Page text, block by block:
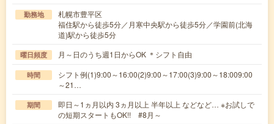
勤務地
札幌市豊平区
福住駅から徒歩5分／月寒中央駅から徒歩5分／学園前(北海
道)駅から徒歩5分
曜日頻度 月～日のうち週1日からOK ＊シフト自由
時間
シフト例(1)9:00～16:00(2)9:00～17:00(3)9:00～18:009:00
～21…
期間
即日～1ヵ月以内 3ヵ月以上 半年以上 などなど… ※お試しで
の短期スタートもOK!! #8月～